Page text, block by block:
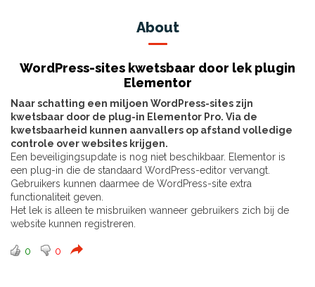
About
WordPress-sites kwetsbaar door lek plugin
Elementor
Naar schatting een miljoen WordPress-sites zijn
kwetsbaar door de plug-in Elementor Pro. Via de
kwetsbaarheid kunnen aanvallers op afstand volledige
controle over websites krijgen.
Een beveiligingsupdate is nog niet beschikbaar. Elementor is
een plug-in die de standaard WordPress-editor vervangt.
Gebruikers kunnen daarmee de WordPress-site extra
functionaliteit geven.
Het lek is alleen te misbruiken wanneer gebruikers zich bij de
website kunnen registreren.
0 0